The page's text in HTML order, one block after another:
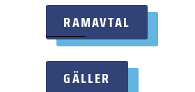
RAMAVTAL
GÄLLER